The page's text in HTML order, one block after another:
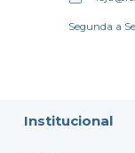
Institucional
Segunda a